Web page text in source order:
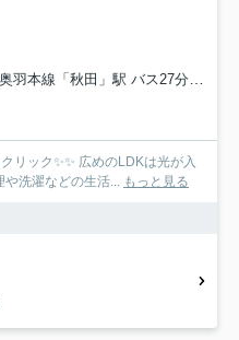
奥羽本線「秋田」駅 バス27分 川尻割山線「船場町」 停歩3分
のLDKは光が入
や洗濯などの生活... もっと見る